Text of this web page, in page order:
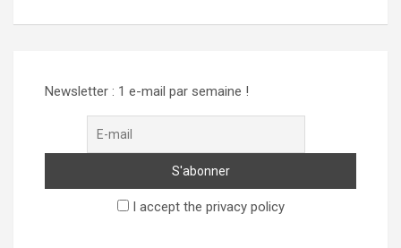
Newsletter : 1 e-mail par semaine !
I accept the privacy policy